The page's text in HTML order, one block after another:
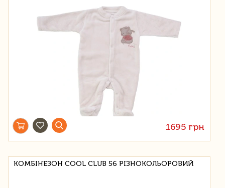
1695 грн
КОМБІНЕЗОН COOL CLUB 56 РІЗНОКОЛЬОРОВИЙ